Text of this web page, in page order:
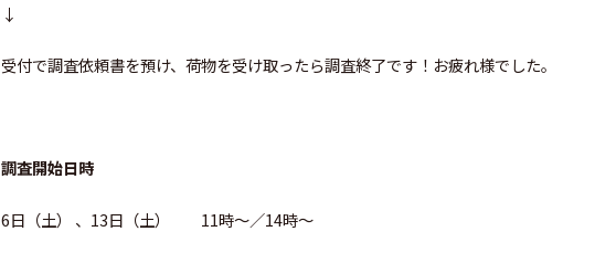
↓
受付で調査依頼書を預け、荷物を受け取ったら調査終了です！お疲れ様でした。
調査開始日時
6日（土） 、13日（土） 11時～／14時～